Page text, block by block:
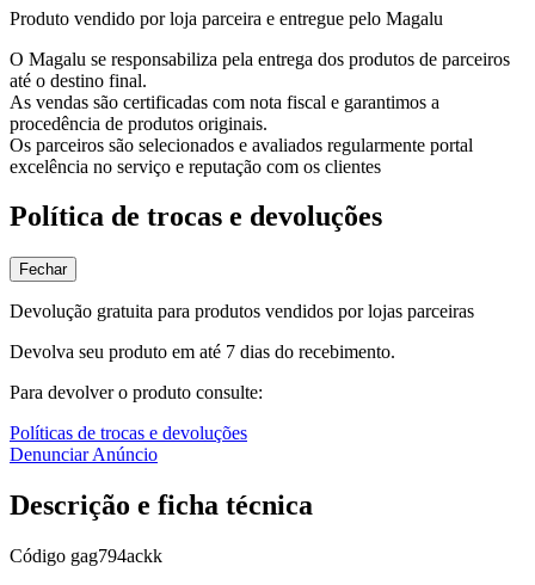
Produto vendido por loja parceira e entregue pelo Magalu
O Magalu se responsabiliza pela entrega dos produtos de parceiros
até o destino final.
As vendas são certificadas com nota fiscal e garantimos a
procedência de produtos originais.
Os parceiros são selecionados e avaliados regularmente portal
excelência no serviço e reputação com os clientes
Política de trocas e devoluções
Fechar
Devolução gratuita para produtos vendidos por lojas parceiras
Devolva seu produto em até 7 dias do recebimento.
Para devolver o produto consulte:
Políticas de trocas e devoluções
Denunciar Anúncio
Descrição e ficha técnica
Código gag794ackk